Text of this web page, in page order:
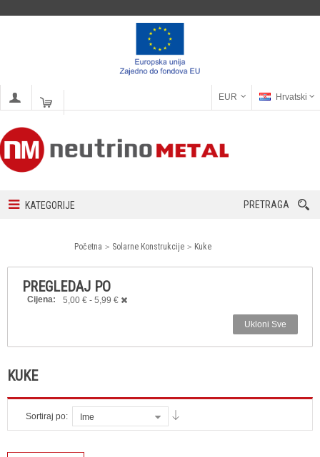
EUR Hrvatski
KATEGORIJE PRETRAGA
Početna Solarne Konstrukcije Kuke
PREGLEDAJ PO
Cijena: 5,00 € - 5,99 €
Ukloni Sve
KUKE
Sortiraj po: Ime